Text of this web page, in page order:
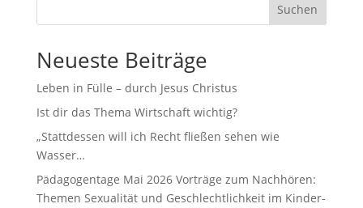
Suchen
Neueste Beiträge
Leben in Fülle – durch Jesus Christus
Ist dir das Thema Wirtschaft wichtig?
„Stattdessen will ich Recht fließen sehen wie
Wasser…
Pädagogentage Mai 2026 Vorträge zum Nachhören:
Themen Sexualität und Geschlechtlichkeit im Kinder-